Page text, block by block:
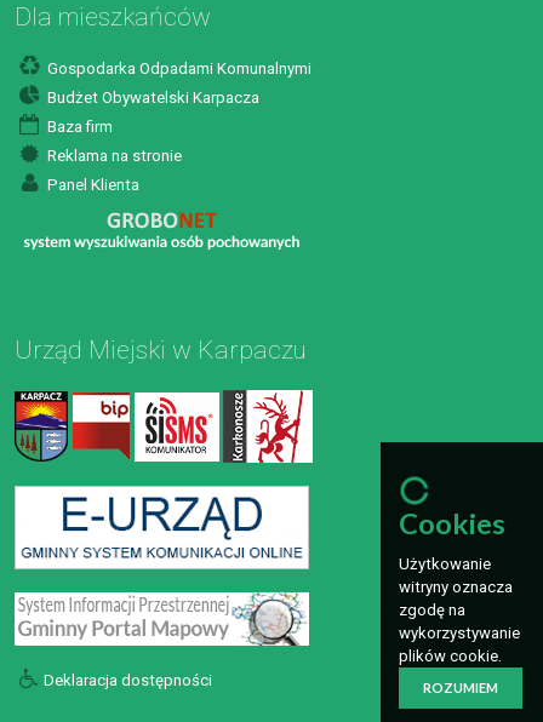
Dla mieszkańców
Gospodarka Odpadami Komunalnymi
Budżet Obywatelski Karpacza
Baza firm
Reklama na stronie
Panel Klienta
Urząd Miejski w Karpaczu
Deklaracja dostępności
Cookies
Użytkowanie
witryny oznacza
zgodę na
wykorzystywanie
plików cookie.
ROZUMIEM